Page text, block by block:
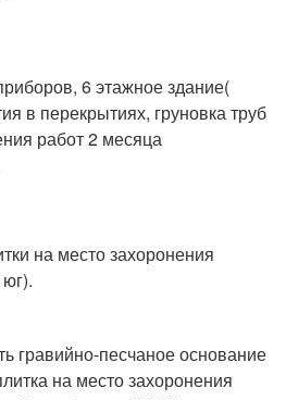
6 этажное здание(
в перекрытиях, груновка труб
работ 2 месяца
на место захоронения
гравийно-песчаное основание
на место захоронения